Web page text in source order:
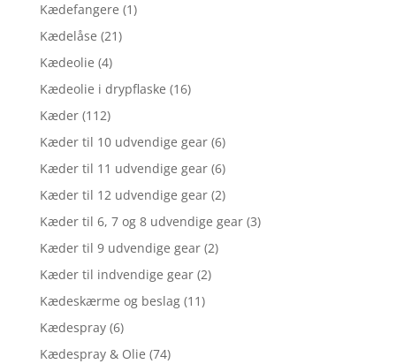
Kædefangere (1)
Kædelåse (21)
Kædeolie (4)
Kædeolie i drypflaske (16)
Kæder (112)
Kæder til 10 udvendige gear (6)
Kæder til 11 udvendige gear (6)
Kæder til 12 udvendige gear (2)
Kæder til 6, 7 og 8 udvendige gear (3)
Kæder til 9 udvendige gear (2)
Kæder til indvendige gear (2)
Kædeskærme og beslag (11)
Kædespray (6)
Kædespray & Olie (74)